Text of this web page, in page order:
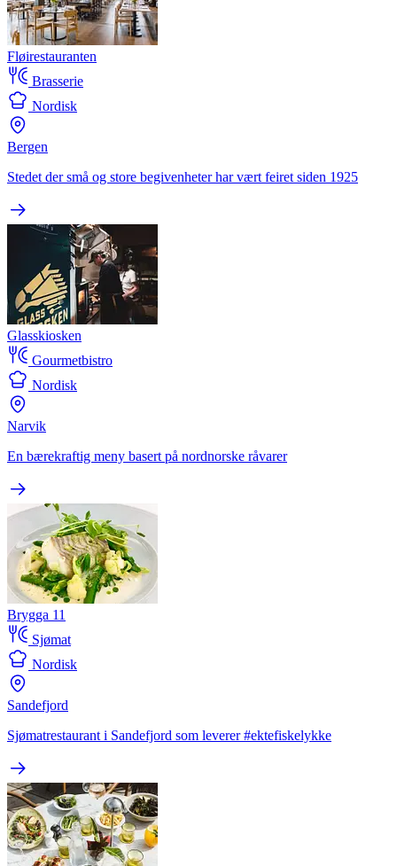
Fløirestauranten
Brasserie
Nordisk
Bergen
Stedet der små og store begivenheter har vært feiret siden 1925
Glasskiosken
Gourmetbistro
Nordisk
Narvik
En bærekraftig meny basert på nordnorske råvarer
Brygga 11
Sjømat
Nordisk
Sandefjord
Sjømatrestaurant i Sandefjord som leverer #ektefiskelykke